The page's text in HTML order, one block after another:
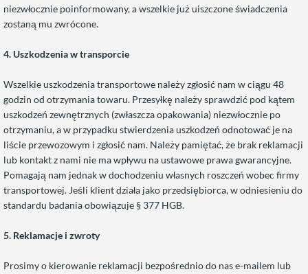
niezwłocznie poinformowany, a wszelkie już uiszczone świadczenia
zostaną mu zwrócone.
4. Uszkodzenia w transporcie
Wszelkie uszkodzenia transportowe należy zgłosić nam w ciągu 48
godzin od otrzymania towaru. Przesyłkę należy sprawdzić pod kątem
uszkodzeń zewnętrznych (zwłaszcza opakowania) niezwłocznie po
otrzymaniu, a w przypadku stwierdzenia uszkodzeń odnotować je na
liście przewozowym i zgłosić nam. Należy pamiętać, że brak reklamacji
lub kontakt z nami nie ma wpływu na ustawowe prawa gwarancyjne.
Pomagają nam jednak w dochodzeniu własnych roszczeń wobec firmy
transportowej. Jeśli klient działa jako przedsiębiorca, w odniesieniu do
standardu badania obowiązuje § 377 HGB.
5. Reklamacje i zwroty
Prosimy o kierowanie reklamacji bezpośrednio do nas e-mailem lub